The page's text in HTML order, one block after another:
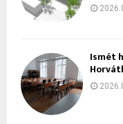
Ismét